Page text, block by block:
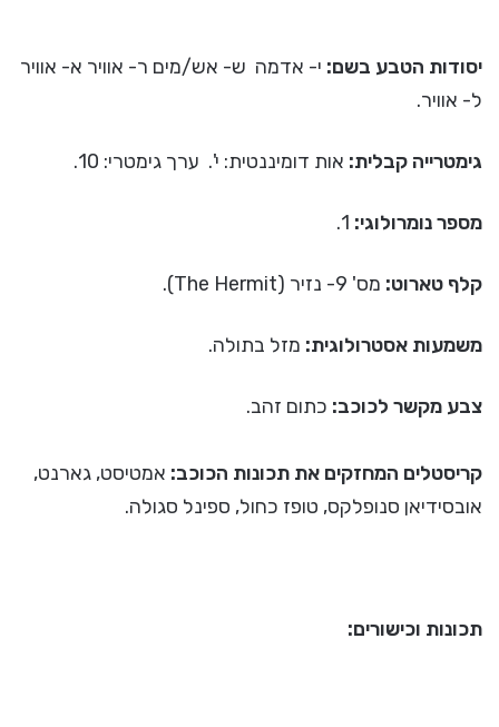
יסודות הטבע בשם: י- אדמה ש- אש/מים ר- אוויר א- אוויר
ל- אוויר.
גימטרייה קבלית: אות דומיננטית: י'. ערך גימטרי: 10.
מספר נומרולוגי:
קלף טארוט: מס' 9- נזיר (The Hermit).
משמעות אסטרולוגית: מזל בתולה.
צבע מקשר לכוכב: כתום זהב.
קריסטלים המחזקים את תכונות הכוכב: אמטיסט, גארנט,
אובסידיאן סנופלקס, טופז כחול, ספינל סגולה.
תכונות וכישורים: